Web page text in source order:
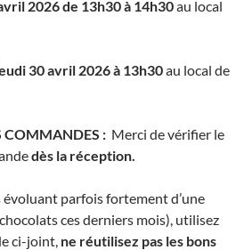
2026 de 13h30à 14h30au local
30 avril 2026 à 13h30au local de
COMMANDES : Merci de vérifier le
dès la réception.
parfois fortement d’une
ces derniers mois), utilisez
ci-joint, ne réutilisez pas les bons